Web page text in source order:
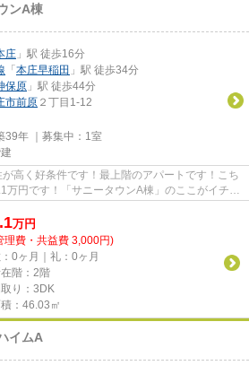
ンA棟
庄 」駅 徒歩16分
「 本庄早稲田 」駅 徒歩34分
保原 」駅 徒歩44分
市前原 ２丁目1-12
39年 ｜募集中： 1室
高く好条件です！最上階のアパートです！こち
万円です！「サニータウンA棟」のここがイチオ
万円
理費・共益費 3,000円)
0ヶ月｜礼：0ヶ月
階：2階
り：3DK
：46.03㎡
イムA